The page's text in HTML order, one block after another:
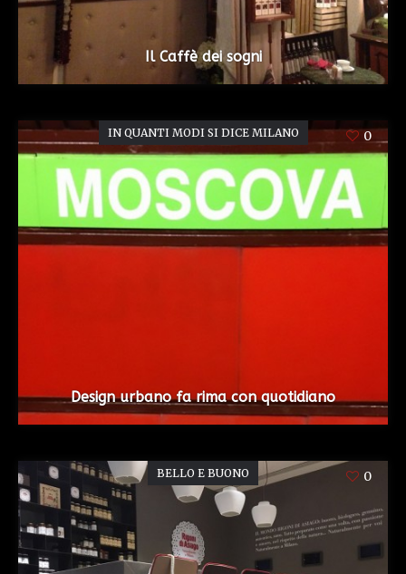
Il Caffè dei sogni
IN QUANTI MODI SI DICE MILANO 0
Design urbano fa rima con quotidiano
BELLO E BUONO 0